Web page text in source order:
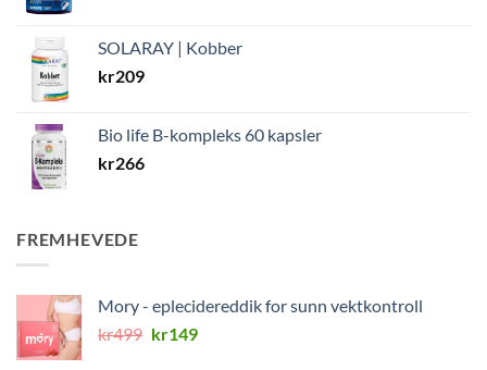
kr119.kr95.
SOLARAY | Kobber
kr209
Bio life B-kompleks 60 kapsler
kr266
FREMHEVEDE
Mory - eplecidereddik for sunn vektkontroll
kr499 Opprinnelig
kr149Nåværende